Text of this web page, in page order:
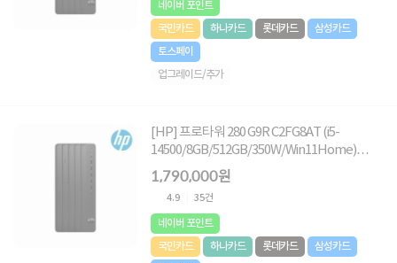
네이버 포인트
국민카드
하나카드 롯데카드
삼성카드
토스페이
업그레이드/추가
[HP] 프로타워 280 G9R C2FG8AT (i5-
14500/8GB/512GB/350W/Win11Home)
[8GB RAM 추가(총16GB) + 1TB (HDD) 추가]
1,790,000원
4.9 35건
네이버 포인트
국민카드
하나카드 롯데카드
삼성카드